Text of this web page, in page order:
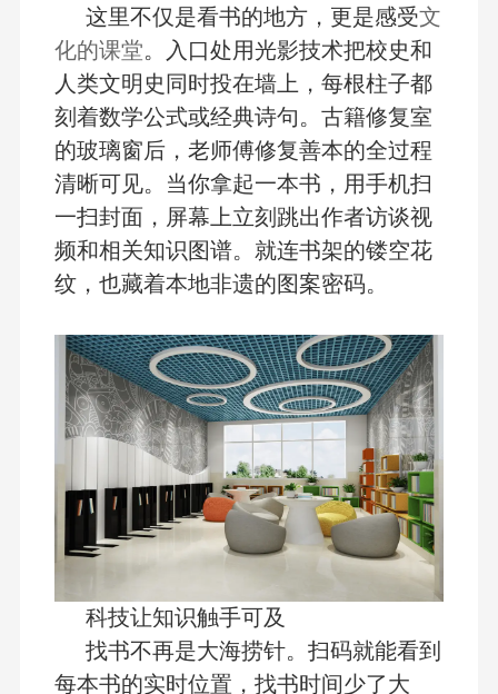
这里不仅是看书的地方，更是感受文
化的课堂。入口处用光影技术把校史和
人类文明史同时投在墙上，每根柱子都
刻着数学公式或经典诗句。古籍修复室
的玻璃窗后，老师傅修复善本的全过程
清晰可见。当你拿起一本书，用手机扫
一扫封面，屏幕上立刻跳出作者访谈视
频和相关知识图谱。就连书架的镂空花
纹，也藏着本地非遗的图案密码。
科技让知识触手可及
找书不再是大海捞针。扫码就能看到
每本书的实时位置，找书时间少了大